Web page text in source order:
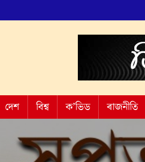
দেশ বিশ্ব ক’ভিড ৰাজনীতি